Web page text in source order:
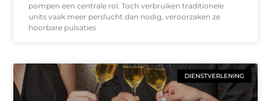
pompen een centrale rol. Toch verbruiken traditionele
units vaak meer perslucht dan nodig, veroorzaken ze
hoorbare pulsaties
DIENSTVERLENING